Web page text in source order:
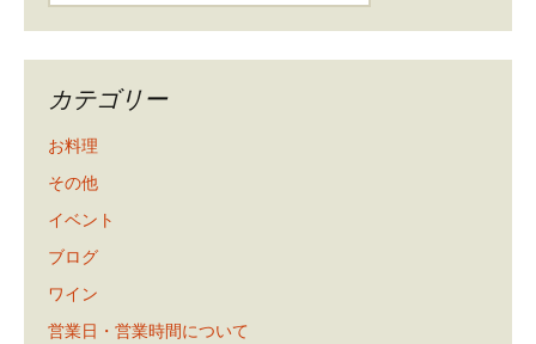
カテゴリー
お料理
その他
イベント
ブログ
ワイン
営業日・営業時間について